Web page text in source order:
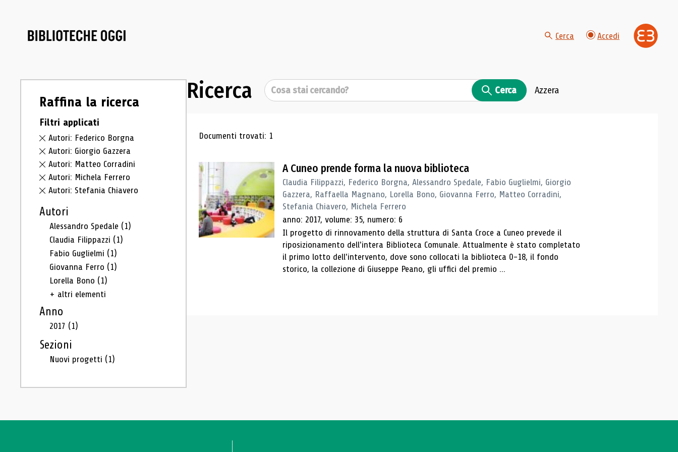
Cerca Accedi
Raffina la ricerca
Filtri applicati
Autori: Federico Borgna
Autori: Giorgio Gazzera
Autori: Matteo Corradini
Autori: Michela Ferrero
Autori: Stefania Chiavero
Autori
Alessandro Spedale (1)
Claudia Filippazzi (1)
Fabio Guglielmi (1)
Giovanna Ferro (1)
Lorella Bono (1)
+ altri elementi
Anno
2017 (1)
Sezioni
Nuovi progetti (1)
Ricerca Cerca Cerca Azzera
Risultati di ricerca
Documenti trovati: 1
A Cuneo prende forma la nuova biblioteca
Claudia Filippazzi, Federico Borgna, Alessandro Spedale, Fabio Guglielmi, Giorgio
Gazzera, Raffaella Magnano, Lorella Bono, Giovanna Ferro, Matteo Corradini,
Stefania Chiavero, Michela Ferrero
anno: 2017, volume: 35, numero: 6
Il progetto di rinnovamento della struttura di Santa Croce a Cuneo prevede il
riposizionamento dell'intera Biblioteca Comunale. Attualmente è stato completato
il primo lotto dell'intervento, dove sono collocati la biblioteca 0-18, il fondo
storico, la collezione di Giuseppe Peano, gli uffici del premio ...